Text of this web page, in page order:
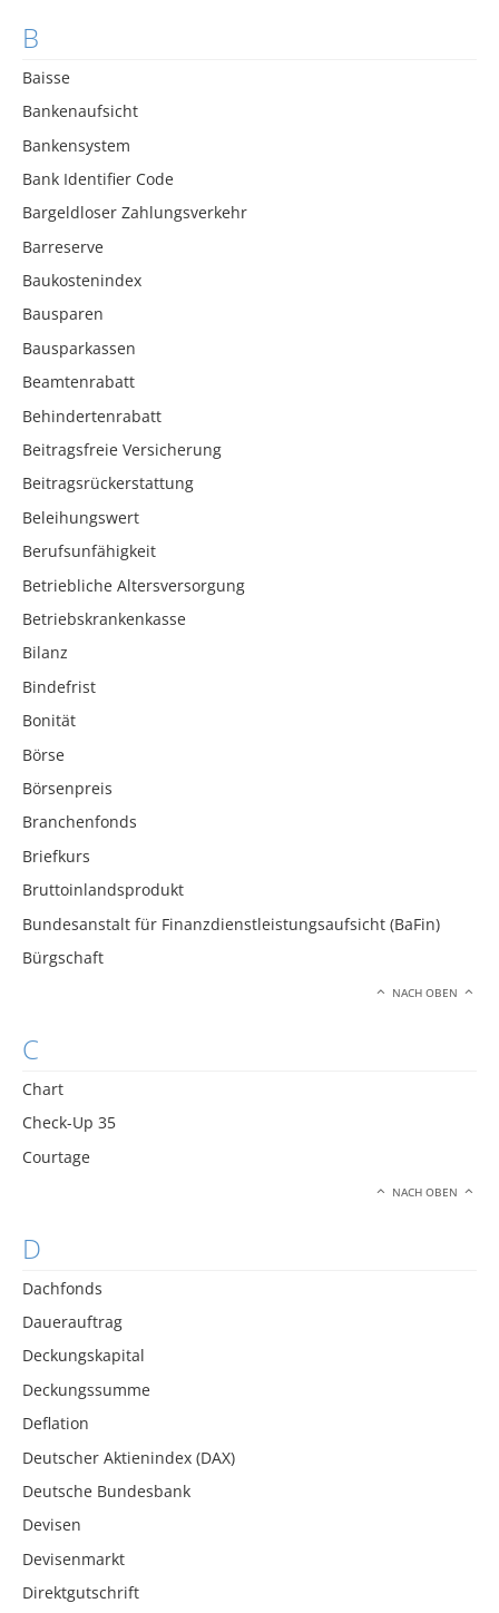
B
Baisse
Bankenaufsicht
Bankensystem
Bank Identifier Code
Bargeldloser Zahlungsverkehr
Barreserve
Baukostenindex
Bausparen
Bausparkassen
Beamtenrabatt
Behindertenrabatt
Beitragsfreie Versicherung
Beitragsrückerstattung
Beleihungswert
Berufsunfähigkeit
Betriebliche Altersversorgung
Betriebskrankenkasse
Bilanz
Bindefrist
Bonität
Börse
Börsenpreis
Branchenfonds
Briefkurs
Bruttoinlandsprodukt
Bundesanstalt für Finanzdienstleistungsaufsicht (BaFin)
Bürgschaft
NACH OBEN
C
Chart
Check-Up 35
Courtage
NACH OBEN
D
Dachfonds
Dauerauftrag
Deckungskapital
Deckungssumme
Deflation
Deutscher Aktienindex (DAX)
Deutsche Bundesbank
Devisen
Devisenmarkt
Direktgutschrift